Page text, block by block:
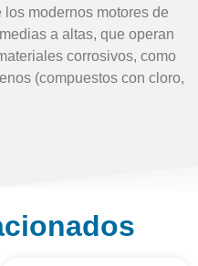
modernos motores de
a altas, que operan
corrosivos, como
(compuestos con cloro,